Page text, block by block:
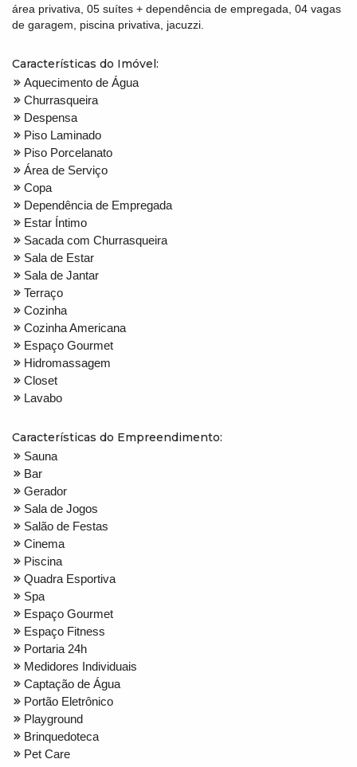
área privativa, 05 suítes + dependência de empregada, 04 vagas
de garagem, piscina privativa, jacuzzi.
Características do Imóvel:
Aquecimento de Água
Churrasqueira
Despensa
Piso Laminado
Piso Porcelanato
Área de Serviço
Copa
Dependência de Empregada
Estar Íntimo
Sacada com Churrasqueira
Sala de Estar
Sala de Jantar
Terraço
Cozinha
Cozinha Americana
Espaço Gourmet
Hidromassagem
Closet
Lavabo
Características do Empreendimento:
Sauna
Bar
Gerador
Sala de Jogos
Salão de Festas
Cinema
Piscina
Quadra Esportiva
Spa
Espaço Gourmet
Espaço Fitness
Portaria 24h
Medidores Individuais
Captação de Água
Portão Eletrônico
Playground
Brinquedoteca
Pet Care